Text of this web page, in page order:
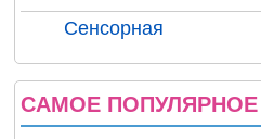
Сенсорная
САМОЕ ПОПУЛЯРНОЕ